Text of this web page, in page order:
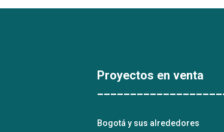
Proyectos en venta
Bogotá y sus alrededores